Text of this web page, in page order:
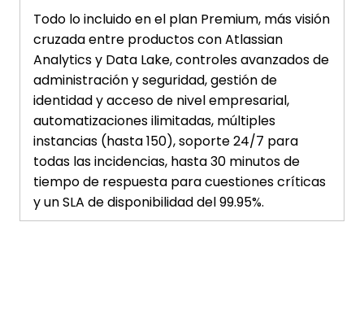
Todo lo incluido en el plan Premium, más visión
cruzada entre productos con Atlassian
Analytics y Data Lake, controles avanzados de
administración y seguridad, gestión de
identidad y acceso de nivel empresarial,
automatizaciones ilimitadas, múltiples
instancias (hasta 150), soporte 24/7 para
todas las incidencias, hasta 30 minutos de
tiempo de respuesta para cuestiones críticas
y un SLA de disponibilidad del 99.95%.